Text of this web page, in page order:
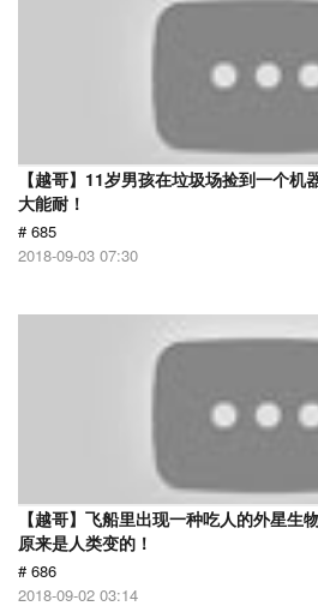
【越哥】11岁男孩在垃圾场捡到一个
大能耐！
# 685
2018-09-03 07:30
【越哥】飞船里出现一种吃人的外星生
原来是人类变的！
# 686
2018-09-02 03:14